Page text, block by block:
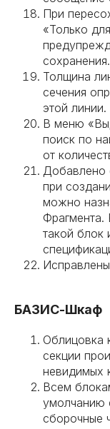
При
«Только
сохранения.
Толщина
сечения
этой линии.
В меню
поиск по
от
Добавлено
при
можно
Фрагмента.
такой блок
БАЗИС-Шкаф
Облицовка
секции
невидимых
Всем
умолчанию
сборочные